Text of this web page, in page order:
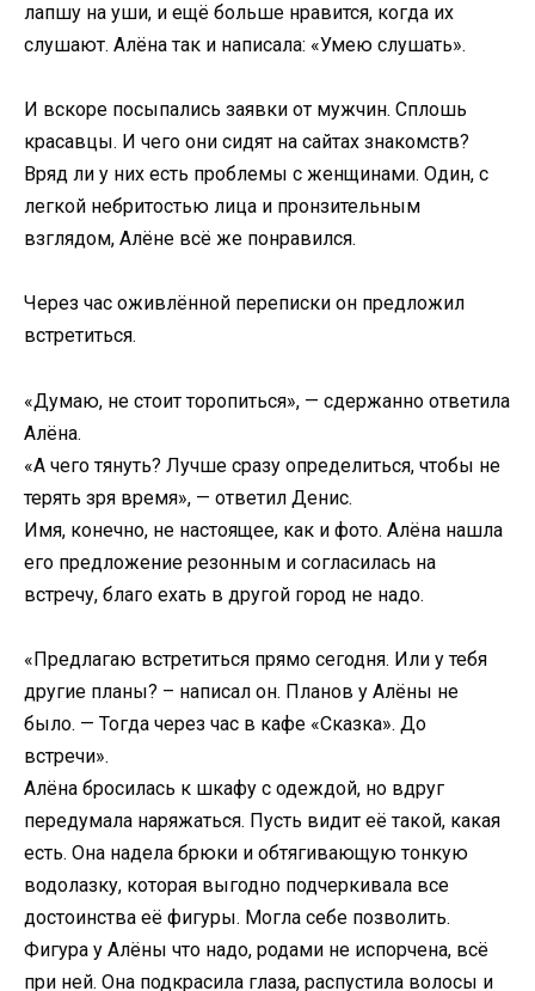
лапшу на уши, и ещё больше нравится, когда их
слушают. Алёна так и написала: «Умею слушать».
И вскоре посыпались заявки от мужчин. Сплошь
красавцы. И чего они сидят на сайтах знакомств?
Вряд ли у них есть проблемы с женщинами. Один, с
легкой небритостью лица и пронзительным
взглядом, Алёне всё же понравился.
Через час оживлённой переписки он предложил
встретиться.
«Думаю, не стоит торопиться», — сдержанно ответила
Алёна.
«А чего тянуть? Лучше сразу определиться, чтобы не
терять зря время», — ответил Денис.
Имя, конечно, не настоящее, как и фото. Алёна нашла
его предложение резонным и согласилась на
встречу, благо ехать в другой город не надо.
«Предлагаю встретиться прямо сегодня. Или у тебя
другие планы? – написал он. Планов у Алёны не
было. — Тогда через час в кафе «Сказка». До
встречи».
Алёна бросилась к шкафу с одеждой, но вдруг
передумала наряжаться. Пусть видит её такой, какая
есть. Она надела брюки и обтягивающую тонкую
водолазку, которая выгодно подчеркивала все
достоинства её фигуры. Могла себе позволить.
Фигура у Алёны что надо, родами не испорчена, всё
при ней. Она подкрасила глаза, распустила волосы и